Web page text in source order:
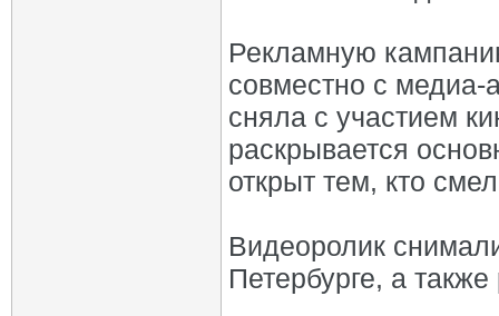
Рекламную
совместно с медиа-
сняла с участием
раскрывается
открыт тем, кто
Видеоролик
Петербурге, а